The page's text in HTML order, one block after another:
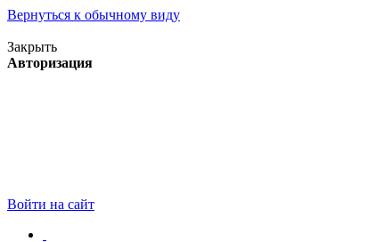
Вернуться к обычному виду
Закрыть
Авторизация
Войти на сайт